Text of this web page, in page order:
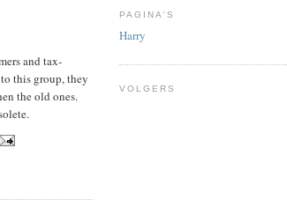
and tax-
this group, they
the old ones.
PAGINA'S
Harry
VOLGERS